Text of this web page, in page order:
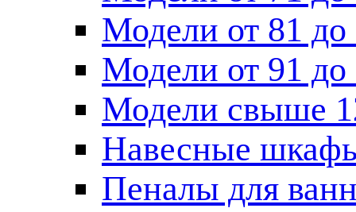
Модели от 81 до
Модели от 91 до
Модели свыше
Навесные
Пеналы для